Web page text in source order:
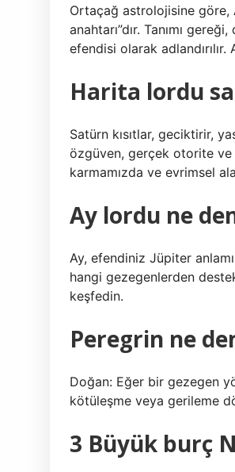
Ortaçağ astrolojisine göre,
anahtarı”dır. Tanımı
efendisi olarak
Harita lordu
Satürn kısıtlar, geciktirir,
özgüven, gerçek otorite ve
karmamızda ve evrimsel
Ay lordu ne
Ay, efendiniz Jüpiter
hangi gezegenlerden
keşfedin.
Peregrin ne
Doğan: Eğer bir gezegen
kötüleşme veya gerileme
3 Büyük burç